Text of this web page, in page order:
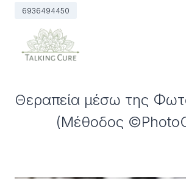
content
6936494450
Θεραπεία μέσω της
(Μέθοδος